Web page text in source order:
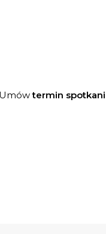
termin